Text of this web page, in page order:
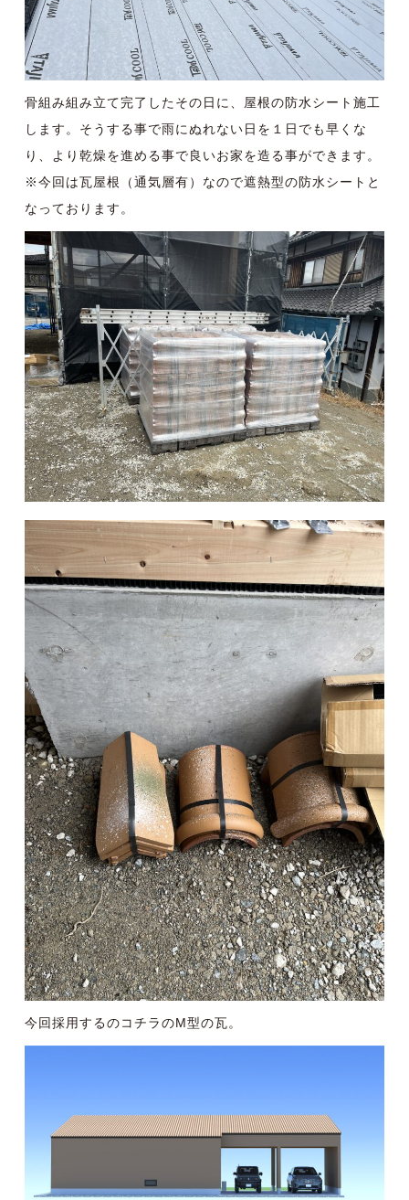
骨組み組み立て完了したその日に、屋根の防水シート施工
します。そうする事で雨にぬれない日を１日でも早くな
り、より乾燥を進める事で良いお家を造る事ができます。
※今回は瓦屋根（通気層有）なので遮熱型の防水シート と
なっております。
今回採用するのコチラのM型の瓦 。